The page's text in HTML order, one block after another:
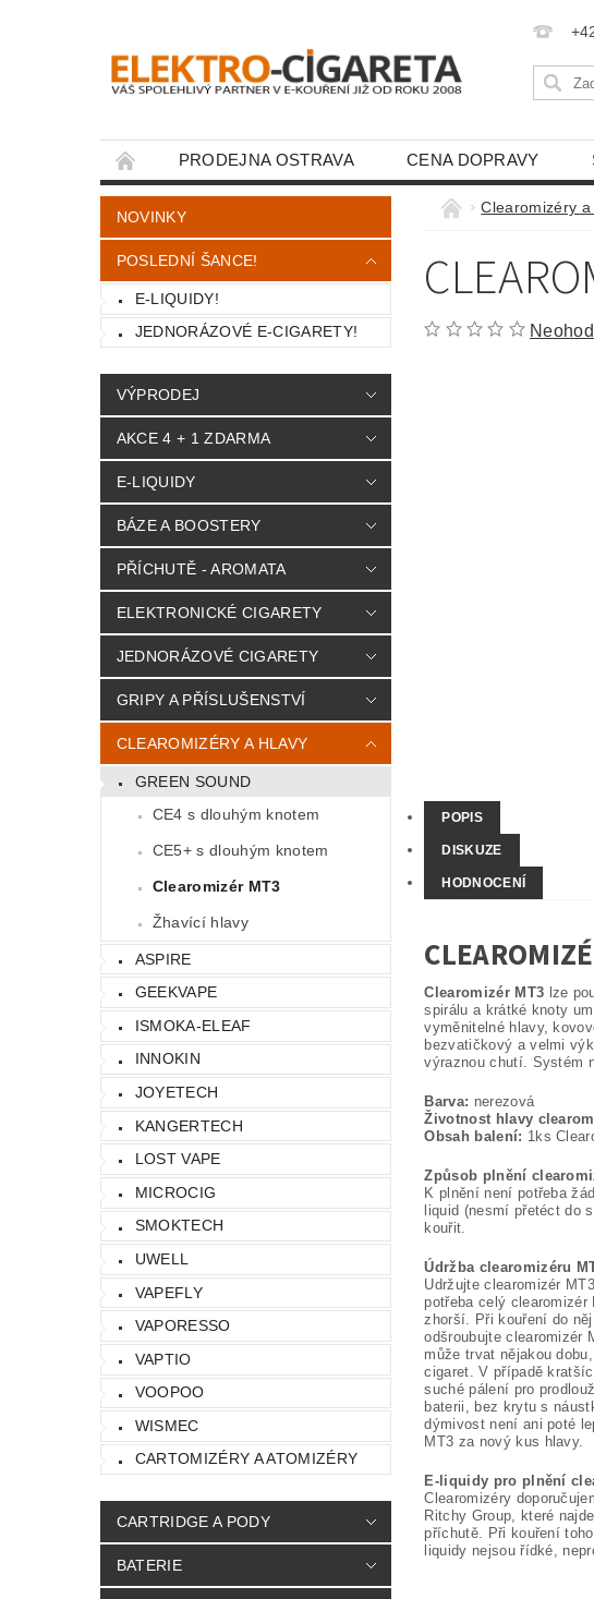
PRODEJNA OSTRAVA CENA DOPRAVY
KONTAKTY
NOVINKY
POSLEDNÍ ŠANCE!
E-LIQUIDY!
JEDNORÁZOVÉ E-CIGARETY!
VÝPRODEJ
AKCE 4 + 1 ZDARMA
E-LIQUIDY
BÁZE A BOOSTERY
PŘÍCHUTĚ - AROMATA
ELEKTRONICKÉ CIGARETY
JEDNORÁZOVÉ CIGARETY
GRIPY A PŘÍSLUŠENSTVÍ
CLEAROMIZÉRY A HLAVY
GREEN SOUND
CE4 s dlouhým knotem
CE5+ s dlouhým knotem
Clearomizér MT3
Žhavící hlavy
ASPIRE
GEEKVAPE
ISMOKA-ELEAF
INNOKIN
JOYETECH
KANGERTECH
LOST VAPE
MICROCIG
SMOKTECH
UWELL
VAPEFLY
VAPORESSO
VAPTIO
VOOPOO
WISMEC
CARTOMIZÉRY A ATOMIZÉRY
CARTRIDGE A PODY
BATERIE
Clearomizéry a
POPIS
DISKUZE
HODNOCENÍ
Clearomizér MT3 lze
spirálu a krátké knoty
vyměnitelné hlavy,
bezvatičkový a velmi
výraznou chutí. Systém
Barva: nerezová
Životnost hlavy
Obsah balení: 1ks
Způsob plnění
K plnění není potřeba
liquid (nesmí přetéct do
kouřit.
Údržba clearomizéru
Udržujte clearomizér
potřeba celý
zhorší. Při kouření do
odšroubujte clearomizér
může trvat nějakou
cigaret. V případě
suché pálení pro
baterii, bez krytu s
dýmivost není ani poté
MT3 za nový kus hlavy.
E-liquidy pro plnění
Clearomizéry
Ritchy Group, které
příchutě. Při kouření
liquidy nejsou řídké,